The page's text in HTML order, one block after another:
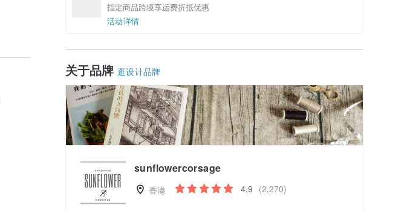
指定商品跨境享运费折抵优惠
活动详情
关于品牌 逛设计品牌
sunflowercorsage
香港 4.9 (2,270)